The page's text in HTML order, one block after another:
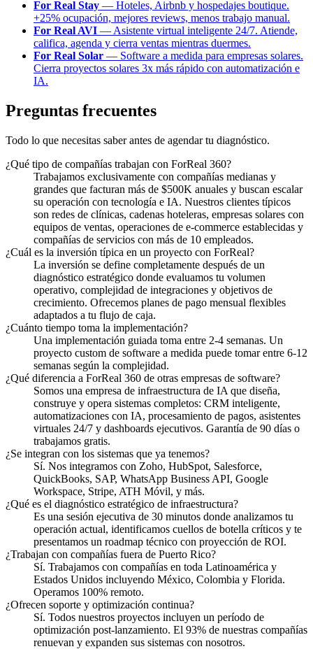
For Real Stay — Hoteles, Airbnb y hospedajes boutique.
+25% ocupación, mejores reviews, menos trabajo manual.
For Real AVI — Asistente virtual inteligente 24/7. Atiende,
califica, agenda y cierra ventas mientras duermes.
For Real Solar — Software a medida para empresas solares.
Cierra proyectos solares 3x más rápido con automatización e
IA.
Preguntas frecuentes
Todo lo que necesitas saber antes de agendar tu diagnóstico.
¿Qué tipo de compañías trabajan con ForReal 360?
Trabajamos exclusivamente con compañías medianas y
grandes que facturan más de $500K anuales y buscan escalar
su operación con tecnología e IA. Nuestros clientes típicos
son redes de clínicas, cadenas hoteleras, empresas solares con
equipos de ventas, operaciones de e-commerce establecidas y
compañías de servicios con más de 10 empleados.
¿Cuál es la inversión típica en un proyecto con ForReal?
La inversión se define completamente después de un
diagnóstico estratégico donde evaluamos tu volumen
operativo, complejidad de integraciones y objetivos de
crecimiento. Ofrecemos planes de pago mensual flexibles
adaptados a tu flujo de caja.
¿Cuánto tiempo toma la implementación?
Una implementación guiada toma entre 2-4 semanas. Un
proyecto custom de software a medida puede tomar entre 6-12
semanas según la complejidad.
¿Qué diferencia a ForReal 360 de otras empresas de software?
Somos una empresa de infraestructura de IA que diseña,
construye y opera sistemas completos: CRM inteligente,
automatizaciones con IA, procesamiento de pagos, asistentes
virtuales 24/7 y dashboards ejecutivos. Garantía de 90 días o
trabajamos gratis.
¿Se integran con los sistemas que ya tenemos?
Sí. Nos integramos con Zoho, HubSpot, Salesforce,
QuickBooks, SAP, WhatsApp Business API, Google
Workspace, Stripe, ATH Móvil, y más.
¿Qué es el diagnóstico estratégico de infraestructura?
Es una sesión ejecutiva de 30 minutos donde analizamos tu
operación actual, identificamos cuellos de botella críticos y te
presentamos un roadmap técnico con proyección de ROI.
¿Trabajan con compañías fuera de Puerto Rico?
Sí. Trabajamos con compañías en toda Latinoamérica y
Estados Unidos incluyendo México, Colombia y Florida.
Operamos 100% remoto.
¿Ofrecen soporte y optimización continua?
Sí. Todos nuestros proyectos incluyen un período de
optimización post-lanzamiento. El 93% de nuestras compañías
renuevan y expanden sus sistemas con nosotros.